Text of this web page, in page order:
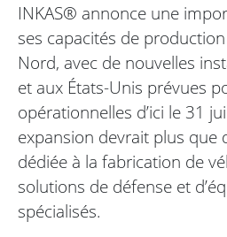
INKAS® annonce une
ses capacités de
Nord, avec de nouvelles
et aux États-Unis prévues
opérationnelles d’ici le 31
expansion devrait plus que
dédiée à la fabrication de
solutions de défense et
spécialisés.